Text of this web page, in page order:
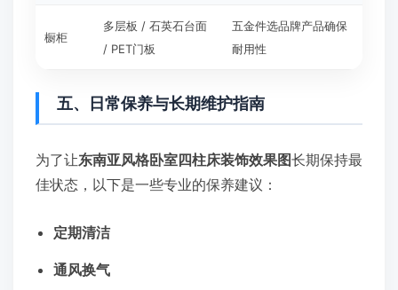
橱柜
多层板 / 石英石台面
/ PET门板
五金件选品牌产品确保
耐用性
五、日常保养与长期维护指南
为了让东南亚风格卧室四柱床装饰效果图长期保持最
佳状态，以下是一些专业的保养建议：
定期清洁
通风换气